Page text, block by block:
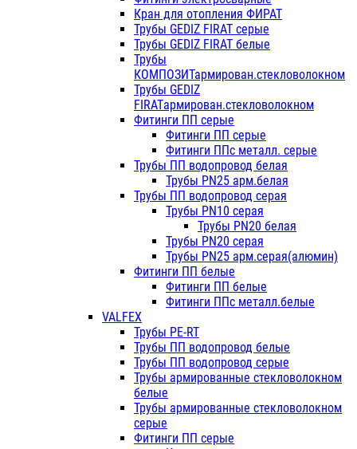
Кран для отопления ФИРАТ
Трубы GEDIZ FIRAT серые
Трубы GEDIZ FIRAT белые
Трубы
КОМПОЗИТармирован.стекловолокном
Трубы GEDIZ
FIRATармирован.стекловолокном
Фитинги ПП серые
Фитинги ПП серые
Фитинги ППс металл. серые
Трубы ПП водопровод белая
Трубы PN25 арм.белая
Трубы ПП водопровод серая
Трубы PN10 серая
Трубы PN20 белая
Трубы PN20 серая
Трубы PN25 арм.серая(алюмин)
Фитинги ПП белые
Фитинги ПП белые
Фитинги ППс металл.белые
VALFEX
Трубы PE-RT
Трубы ПП водопровод белые
Трубы ПП водопровод серые
Трубы армированные стекловолокном
белые
Трубы армированные стекловолокном
серые
Фитинги ПП серые